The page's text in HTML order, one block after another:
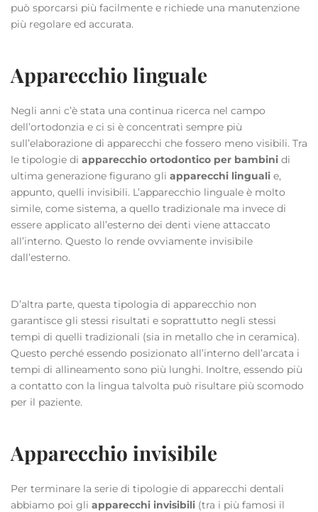
può sporcarsi più facilmente e richiede una manutenzione
più regolare ed accurata.
Apparecchio linguale
Negli anni c’è stata una continua ricerca nel campo
dell’ortodonzia e ci si è concentrati sempre più
sull’elaborazione di apparecchi che fossero meno visibili. Tra
le tipologie di apparecchio ortodontico per bambini di
ultima generazione figurano gli apparecchi linguali e,
appunto, quelli invisibili. L’apparecchio linguale è molto
simile, come sistema, a quello tradizionale ma invece di
essere applicato all’esterno dei denti viene attaccato
all’interno. Questo lo rende ovviamente invisibile
dall’esterno.
D’altra parte, questa tipologia di apparecchio non
garantisce gli stessi risultati e soprattutto negli stessi
tempi di quelli tradizionali (sia in metallo che in ceramica).
Questo perché essendo posizionato all’interno dell’arcata i
tempi di allineamento sono più lunghi. Inoltre, essendo più
a contatto con la lingua talvolta può risultare più scomodo
per il paziente.
Apparecchio invisibile
Per terminare la serie di tipologie di apparecchi dentali
abbiamo poi gli apparecchi invisibili (tra i più famosi il